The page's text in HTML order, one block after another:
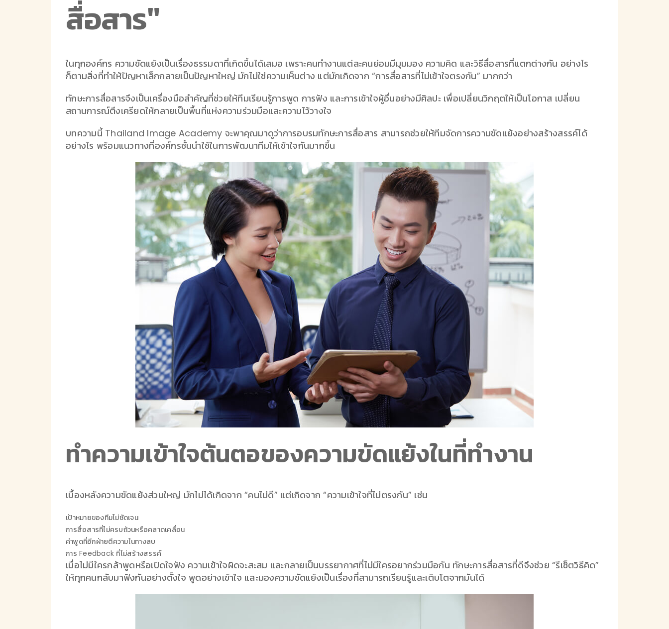
สื่อสาร"
ในทุกองค์กร ความขัดแย้งเป็นเรื่องธรรมดาที่เกิดขึ้นได้เสมอ เพราะคนทำงานแต่ละคนย่อมมีมุมมอง ความคิด และวิธีสื่อสารที่แตกต่างกัน อย่างไร
ก็ตามสิ่งที่ทำให้ปัญหาเล็กกลายเป็นปัญหาใหญ่ มักไม่ใช่ความเห็นต่าง แต่มักเกิดจาก “การสื่อสารที่ไม่เข้าใจตรงกัน” มากกว่า
ทักษะการสื่อสารจึงเป็นเครื่องมือสำคัญที่ช่วยให้ทีมเรียนรู้การพูด การฟัง และการเข้าใจผู้อื่นอย่างมีศิลปะ เพื่อเปลี่ยนวิกฤตให้เป็นโอกาส เปลี่ยน
สถานการณ์ตึงเครียดให้กลายเป็นพื้นที่แห่งความร่วมมือและความไว้วางใจ
บทความนี้ Thailand Image Academy จะพาคุณมาดูว่าการอบรมทักษะการสื่อสาร สามารถช่วยให้ทีมจัดการความขัดแย้งอย่างสร้างสรรค์ได้
อย่างไร พร้อมแนวทางที่องค์กรชั้นนำใช้ในการพัฒนาทีมให้เข้าใจกันมากขึ้น
ทำความเข้าใจต้นตอของความขัดแย้งในที่ทำงาน
เบื้องหลังความขัดแย้งส่วนใหญ่ มักไม่ได้เกิดจาก “คนไม่ดี” แต่เกิดจาก “ความเข้าใจที่ไม่ตรงกัน” เช่น
เป้าหมายของทีมไม่ชัดเจน
การสื่อสารที่ไม่ครบถ้วนหรือคลาดเคลื่อน
คำพูดที่อีกฝ่ายตีความในทางลบ
การ Feedback ที่ไม่สร้างสรรค์
เมื่อไม่มีใครกล้าพูดหรือเปิดใจฟัง ความเข้าใจผิดจะสะสม และกลายเป็นบรรยากาศที่ไม่มีใครอยากร่วมมือกัน ทักษะการสื่อสารที่ดีจึงช่วย “รีเซ็ตวิธีคิด”
ให้ทุกคนกลับมาฟังกันอย่างตั้งใจ พูดอย่างเข้าใจ และมองความขัดแย้งเป็นเรื่องที่สามารถเรียนรู้และเติบโตจากมันได้